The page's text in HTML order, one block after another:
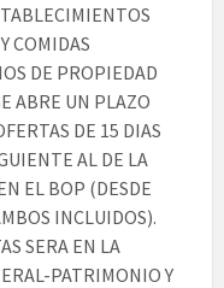
COMIDAS
DE PROPIEDAD
ABRE UN PLAZO
DE 15 DIAS
AL DE LA
EL BOP (DESDE
INCLUIDOS).
SERA EN LA
PATRIMONIO Y